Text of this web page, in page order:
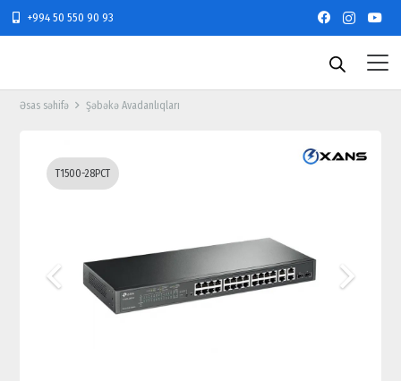
+994 50 550 90 93
Əsas səhifə Şəbəkə Avadanlıqları
T1500-28PCT